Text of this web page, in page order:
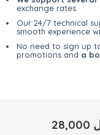
exchange rates.
Our 24/7 technical
smooth experience
No need to sign up
promotions and a